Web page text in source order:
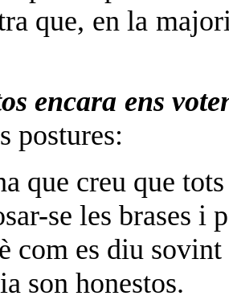
que, en la
encara ens
postures:
que creu que
se les brases i
com es diu
son honestos.